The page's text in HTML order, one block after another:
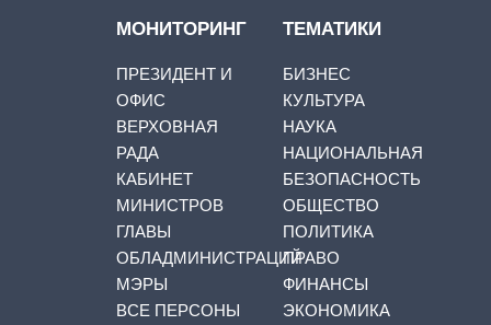
МОНИТОРИНГ
ПРЕЗИДЕНТ И
ОФИС
ВЕРХОВНАЯ
РАДА
КАБИНЕТ
МИНИСТРОВ
ГЛАВЫ
ОБЛАДМИНИСТРАЦИЙ
МЭРЫ
ВСЕ ПЕРСОНЫ
ТЕМАТИКИ
БИЗНЕС
КУЛЬТУРА
НАУКА
НАЦИОНАЛЬНАЯ
БЕЗОПАСНОСТЬ
ОБЩЕСТВО
ПОЛИТИКА
ПРАВО
ФИНАНСЫ
ЭКОНОМИКА